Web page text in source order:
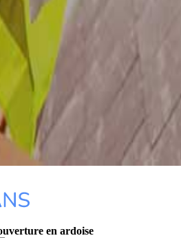
en ardoise